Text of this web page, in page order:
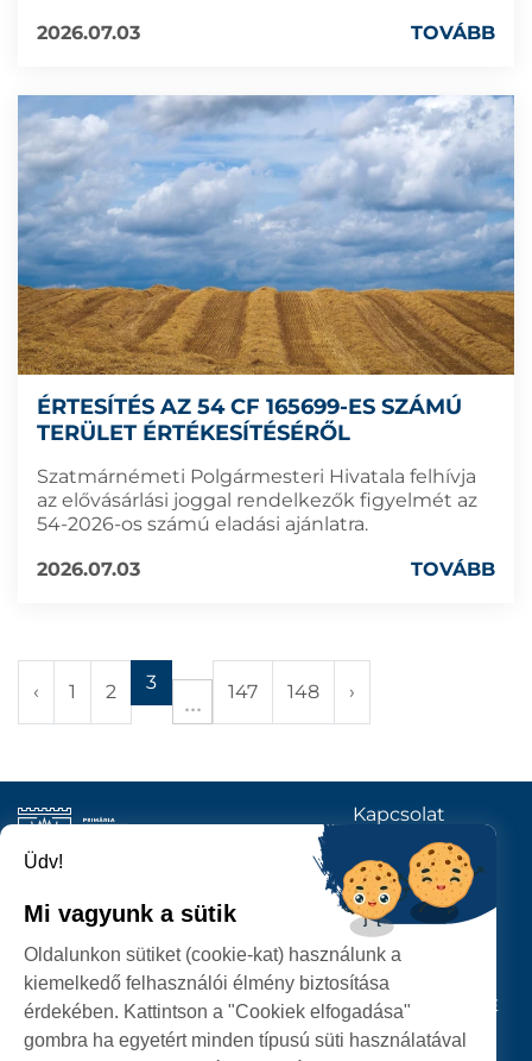
2026.07.03
TOVÁBB
ÉRTESÍTÉS AZ 54 CF 165699-ES SZÁMÚ
TERÜLET ÉRTÉKESÍTÉSÉRŐL
Szatmárnémeti Polgármesteri Hivatala felhívja
az elővásárlási joggal rendelkezők figyelmét az
54-2026-os számú eladási ajánlatra.
2026.07.03
TOVÁBB
‹ 1 2 3 147 148 ›
SZEMÉLYES ADATOK VÉDELME
SZATMÁRNÉMETI
POLGÁRMESTERI HIVATAL
P-ȚA 25 OCTOMBRIE, NR. 1 CORP M, 440026 SATU MARE
Kapcsolat
KÖVESSENEK
Üdv!
Mi vagyunk a sütik
Oldalunkon sütiket (cookie-kat) használunk a
kiemelkedő felhasználói élmény biztosítása
érdekében. Kattintson a "Cookiek elfogadása"
gombra ha egyetért minden típusú süti használatával